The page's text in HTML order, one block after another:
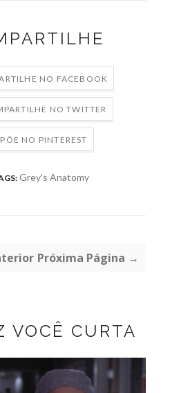
NO FACEBOOK
NO TWITTER
PÕE NO PINTEREST
Grey's Anatomy
Próxima Página →
VOCÊ CURTA